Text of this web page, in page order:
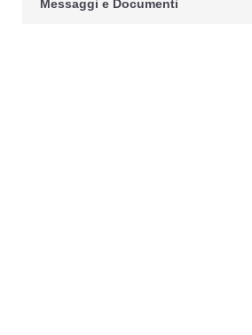
Messaggi e Documenti